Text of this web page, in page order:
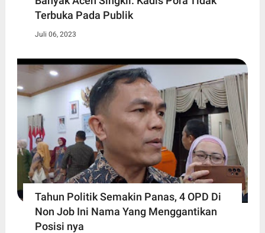
Terbuka Pada Publik
Juli 06, 2023
Tahun Politik Semakin Panas, 4 OPD Di
Non Job Ini Nama Yang Menggantikan
Posisi nya